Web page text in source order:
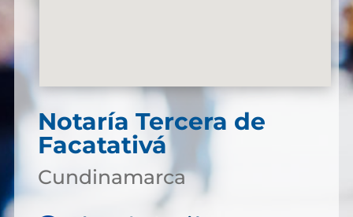
Notaría Tercera de
Facatativá
Cundinamarca